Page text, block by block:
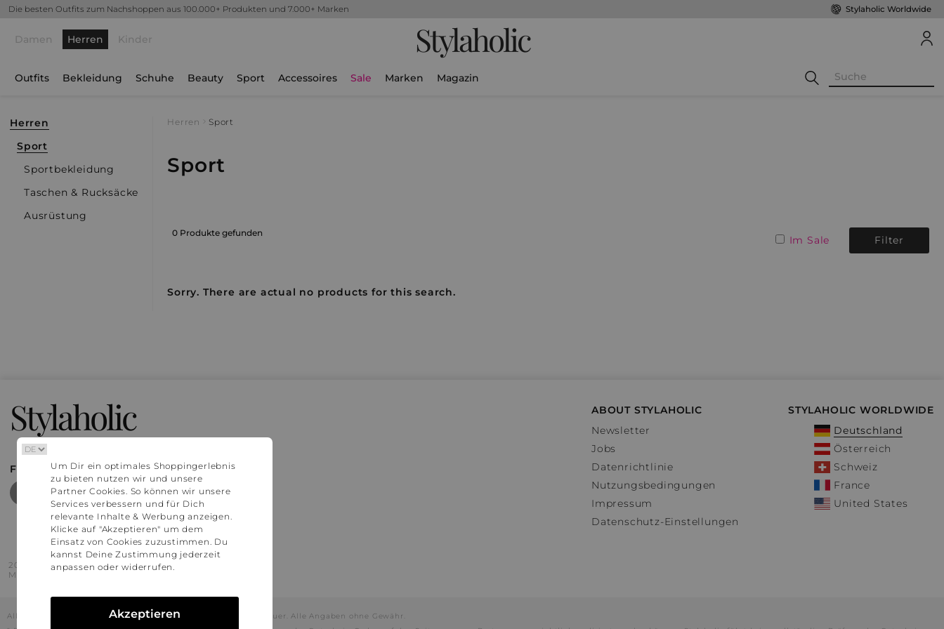
Die besten Outfits zum Nachshoppen aus 100.000+ Produkten und 7.000+ Marken Stylaholic Worldwide
Damen Herren Kinder Stylaholic
Outfits Bekleidung Schuhe Beauty Sport Accessoires Sale Marken Magazin
Herren
Sport
Sportbekleidung
Taschen & Rucksäcke
Ausrüstung
Herren Sport
Sport
0 Produkte gefunden
Im Sale Filter
Sorry. There are actual no products for this search.
Stylaholic
FIND MORE INSPIRATION
ABOUT STYLAHOLIC
Newsletter
Jobs
Datenrichtlinie
Nutzungsbedingungen
Impressum
Datenschutz-Einstellungen
STYLAHOLIC WORLDWIDE
Deutschland
Österreich
Schweiz
France
United States
2016 - 2026 © Stylaholic.
Made for you with love in munich.
Alle Preise inkl. der jeweils geltenden gesetzlichen Mehrwertsteuer. Alle Angaben ohne Gewähr.
Um Dir ein optimales Shoppingerlebnis
zu bieten nutzen wir und unsere
Partner Cookies. So können wir unsere
Services verbessern und für Dich
relevante Inhalte & Werbung anzeigen.
Klicke auf "Akzeptieren" um dem
Einsatz von Cookies zuzustimmen. Du
kannst Deine Zustimmung jederzeit
anpassen oder widerrufen.
Akzeptieren